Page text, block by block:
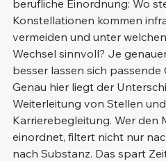
berufliche Einordnung: Wo
Konstellationen kommen
vermeiden und unter
Wechsel sinnvoll? Je
besser lassen sich
Genau hier liegt der
Weiterleitung von Stellen
Karrierebegleitung. Wer den
einordnet, filtert nicht nur
nach Substanz. Das spart